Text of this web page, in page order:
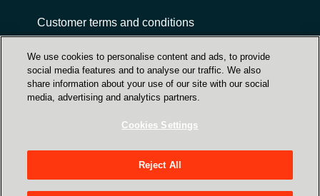
Customer terms and conditions
Crayon Group Holding ASA, Sandakerveien 114
A, NO-0484 Oslo P O Box 4384 Nydalen - NO-
We use cookies to personalise content and ads, to provide
social media features and to analyse our traffic. We also
share information about your use of our site with our social
media, advertising and analytics partners.
Cookies Settings
Reject All